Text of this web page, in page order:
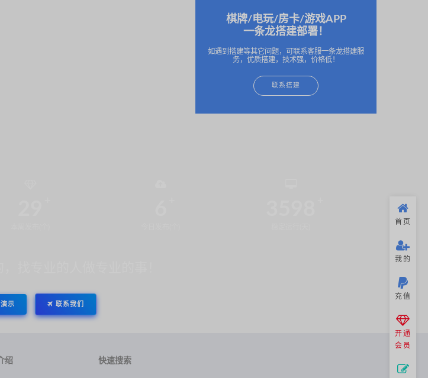
棋牌/电玩/房卡/游戏APP
一条龙搭建部署！
如遇到搭建等其它问题，可联系客服一条龙搭建服
务，优质搭建，技术强，价格低！
联系搭建
示 联系我们
绍 快速搜索
首页
我的
充值
开通
会员